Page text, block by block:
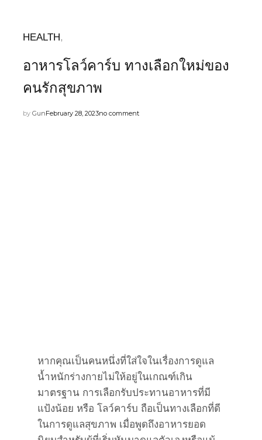
HEALTH,
อาหารโลว์คาร์บ ทางเลือกใหม่ของ
คนรักสุขภาพ
by GunFebruary 28, 2023no comment
หากคุณเป็นคนหนึ่งที่ใส่ใจในเรื่องการดูแล
น้ำหนักร่างกายไม่ให้อยู่ในเกณฑ์เกิน
มาตรฐาน การเลือกรับประทานอาหารที่มี
แป้งน้อย หรือ โลว์คาร์บ ถือเป็นทางเลือกที่ดี
ในการดูแลสุขภาพ เมื่อพูดถึงอาหารยอด